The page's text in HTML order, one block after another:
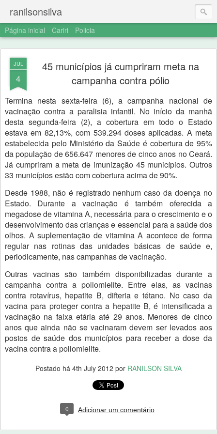
ranilsonsilva
Página inicial Cariri Policia
JUL
4
45 municípios já cumpriram meta na
campanha contra pólio
Termina nesta sexta-feira (6), a campanha nacional de
vacinação contra a paralisia infantil. No início da manhã
desta segunda-feira (2), a cobertura em todo o Estado
estava em 82,13%, com 539.294 doses aplicadas. A meta
estabelecida pelo Ministério da Saúde é cobertura de 95%
da população de 656.647 menores de cinco anos no Ceará.
Já cumpriram a meta de imunização 45 municípios. Outros
33 municípios estão com cobertura acima de 90%.
Desde 1988, não é registrado nenhum caso da doença no
Estado. Durante a vacinação é também oferecida a
megadose de vitamina A, necessária para o crescimento e o
desenvolvimento das crianças e essencial para a saúde dos
olhos. A suplementação de vitamina A acontece de forma
regular nas rotinas das unidades básicas de saúde e,
periodicamente, nas campanhas de vacinação.
Outras vacinas são também disponibilizadas durante a
campanha contra a poliomielite. Entre elas, as vacinas
contra rotavírus, hepatite B, difteria e tétano. No caso da
vacina para proteger contra a hepatite B, é intensificada a
vacinação na faixa etária até 29 anos. Menores de cinco
anos que ainda não se vacinaram devem ser levados aos
postos de saúde dos municípios para receber a dose da
vacina contra a poliomielite.
Postado há 4th July 2012 por RANILSON SILVA
0 Adicionar um comentário